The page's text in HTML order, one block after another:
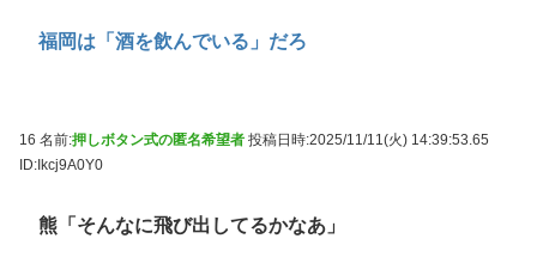
福岡は「酒を飲んでいる」だろ
16 名前:押しボタン式の匿名希望者 投稿日時:2025/11/11(火) 14:39:53.65
ID:Ikcj9A0Y0
熊「そんなに飛び出してるかなあ」